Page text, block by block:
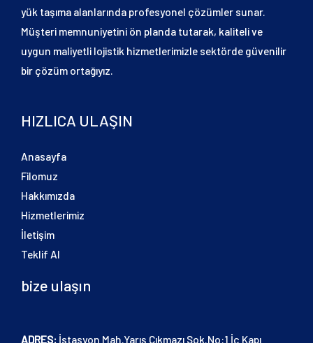
yük taşıma alanlarında profesyonel çözümler sunar.
Müşteri memnuniyetini ön planda tutarak, kaliteli ve
uygun maliyetli lojistik hizmetlerimizle sektörde güvenilir
bir çözüm ortağıyız.
HIZLICA ULAŞIN
Anasayfa
Filomuz
Hakkımızda
Hizmetlerimiz
İletişim
Teklif Al
bize ulaşın
ADRES: İstasyon Mah.Yarış Çıkmazı Sok.No:1 İç Kapı